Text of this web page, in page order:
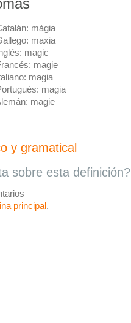
màgia
maxia
magic
magie
magia
magia
magie
y gramatical
sobre esta definición?
principal.